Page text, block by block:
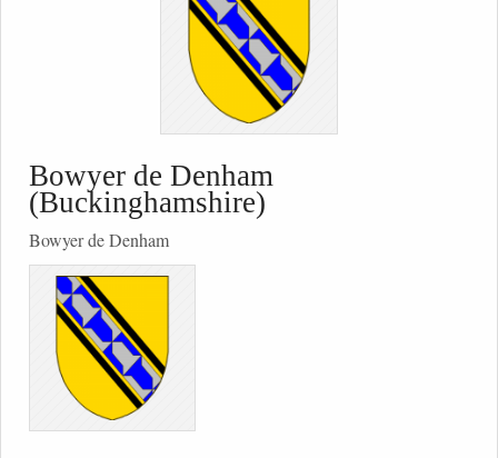
Bowyer de Denham
(Buckinghamshire)
Bowyer de Denham